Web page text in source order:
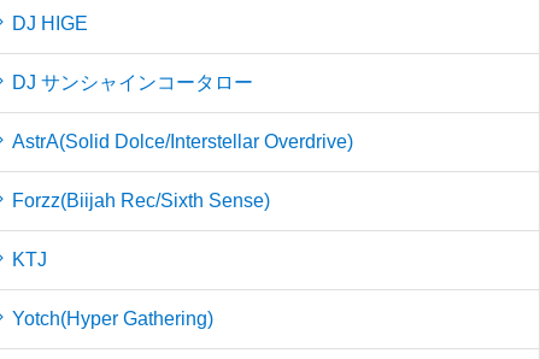
DJ HIGE
DJ サンシャインコータロー
AstrA(Solid Dolce/Interstellar Overdrive)
Forzz(Biijah Rec/Sixth Sense)
KTJ
Yotch(Hyper Gathering)